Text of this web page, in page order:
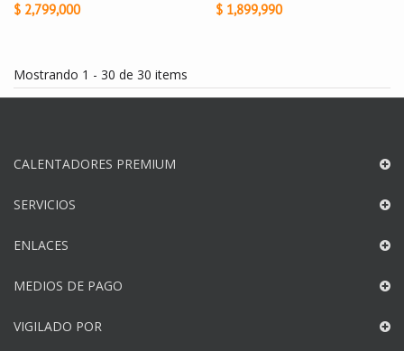
$ 2,799,000 $ 1,899,990
Mostrando 1 - 30 de 30 items
CALENTADORES PREMIUM
SERVICIOS
ENLACES
MEDIOS DE PAGO
VIGILADO POR